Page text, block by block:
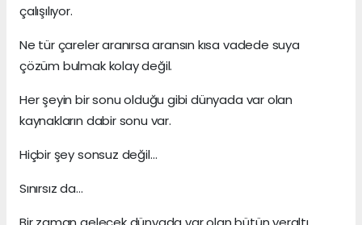
çalışılıyor.
Ne tür çareler aranırsa aransın kısa vadede suya
çözüm bulmak kolay değil.
Her şeyin bir sonu olduğu gibi dünyada var olan
kaynakların dabir sonu var.
Hiçbir şey sonsuz değil…
Sınırsız da…